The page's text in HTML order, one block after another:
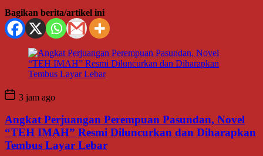
Bagikan berita/artikel ini
3 jam ago
Angkat Perjuangan Perempuan Pasundan, Novel
“TEH IMAH” Resmi Diluncurkan dan Diharapkan
Tembus Layar Lebar